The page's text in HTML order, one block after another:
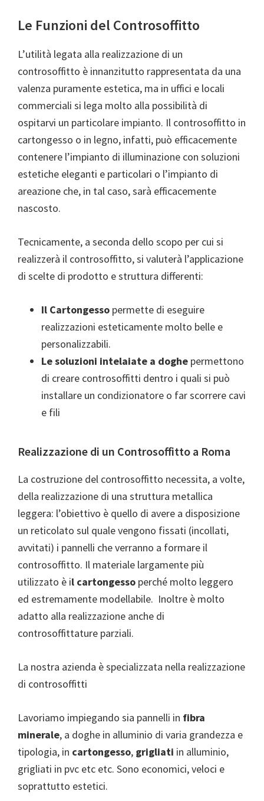
Le Funzioni del Controsoffitto
L’utilità legata alla realizzazione di un
controsoffitto è innanzitutto rappresentata da una
valenza puramente estetica, ma in uffici e locali
commerciali si lega molto alla possibilità di
ospitarvi un particolare impianto. Il controsoffitto in
cartongesso o in legno, infatti, può efficacemente
contenere l’impianto di illuminazione con soluzioni
estetiche eleganti e particolari o l’impianto di
areazione che, in tal caso, sarà efficacemente
nascosto.
Tecnicamente, a seconda dello scopo per cui si
realizzerà il controsoffitto, si valuterà l’applicazione
di scelte di prodotto e struttura differenti:
Il Cartongesso permette di eseguire
realizzazioni esteticamente molto belle e
personalizzabili.
Le soluzioni intelaiate a doghe permettono
di creare controsoffitti dentro i quali si può
installare un condizionatore o far scorrere cavi
e fili
Realizzazione di un Controsoffitto a Roma
La costruzione del controsoffitto necessita, a volte,
della realizzazione di una struttura metallica
leggera: l’obiettivo è quello di avere a disposizione
un reticolato sul quale vengono fissati (incollati,
avvitati) i pannelli che verranno a formare il
controsoffitto. Il materiale largamente più
utilizzato è il cartongesso perché molto leggero
ed estremamente modellabile. Inoltre è molto
adatto alla realizzazione anche di
controsoffittature parziali.
La nostra azienda è specializzata nella realizzazione
di controsoffitti
Lavoriamo impiegando sia pannelli in fibra
minerale, a doghe in alluminio di varia grandezza e
tipologia, in cartongesso, grigliati in alluminio,
grigliati in pvc etc etc. Sono economici, veloci e
soprattutto estetici.